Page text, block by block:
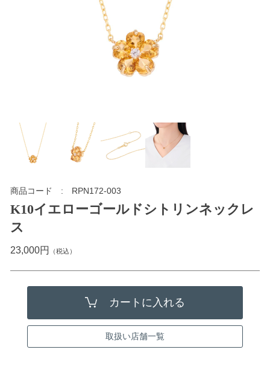
商品コード RPN172-003
K10イエローゴールドシトリンネックレ
ス
23,000円 （税込）
取扱い店舗一覧